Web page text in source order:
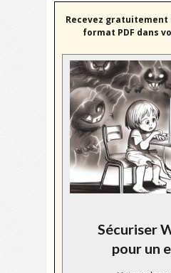
Recevez gratuitement
format PDF dans
Sécuriser
pour un